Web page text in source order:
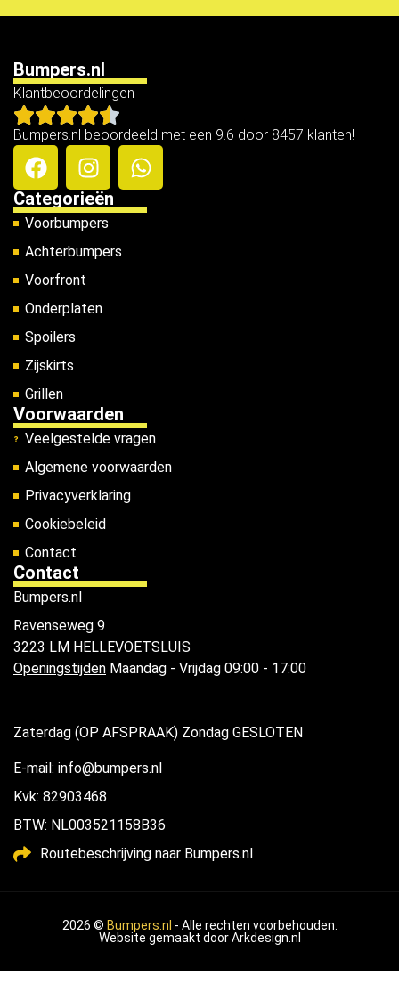
Bumpers.nl
Klantbeoordelingen
Bumpers.nl beoordeeld met een 9.6 door 8457 klanten!
Categorieën
Voorbumpers
Achterbumpers
Voorfront
Onderplaten
Spoilers
Zijskirts
Grillen
Voorwaarden
Veelgestelde vragen
Algemene voorwaarden
Privacyverklaring
Cookiebeleid
Contact
Contact
Bumpers.nl
Ravenseweg 9
3223 LM HELLEVOETSLUIS
Openingstijden Maandag - Vrijdag 09:00 - 17:00
Zaterdag (OP AFSPRAAK) Zondag GESLOTEN
E-mail: info@bumpers.nl
Kvk: 82903468
BTW: NL003521158B36
Routebeschrijving naar Bumpers.nl
2026 © Bumpers.nl - Alle rechten voorbehouden.
Website gemaakt doorArkdesign.nl